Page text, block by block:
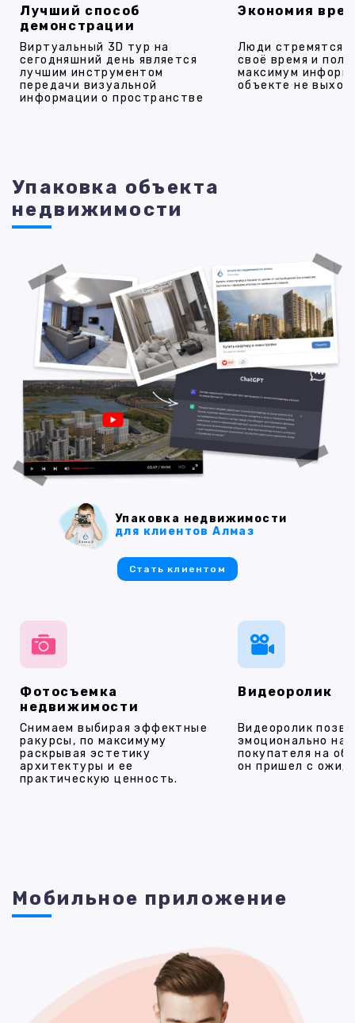
Лучший способ
демонстрации
Виртуальный 3D тур на
сегодняшний день является
лучшим инструментом
передачи визуальной
информации о пространстве
Экономия
Люди стремятся
своё время и
максимум
объекте не
Упаковка объекта
недвижимости
Фотосъемка
недвижимости
Снимаем выбирая эффектные
ракурсы, по максимуму
раскрывая эстетику
архитектуры и ее
практическую ценность.
Видеоролик
Видеоролик
эмоционально
покупателя на
он пришел с
Упаковка недвижимости
для клиентов Алмаз
Стать клиентом
Мобильное приложение